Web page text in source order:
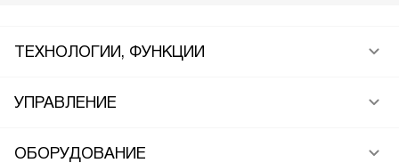
ТЕХНОЛОГИИ, ФУНКЦИИ
УПРАВЛЕНИЕ
ОБОРУДОВАНИЕ